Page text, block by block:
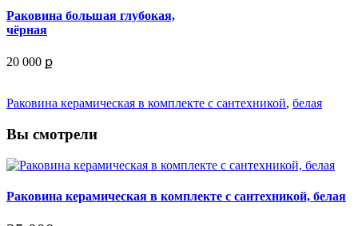
Раковина большая глубокая,
чёрная
20 000 ք
Раковина керамическая в комплекте с сантехникой, белая
Вы смотрели
Раковина керамическая в комплекте с сантехникой, белая